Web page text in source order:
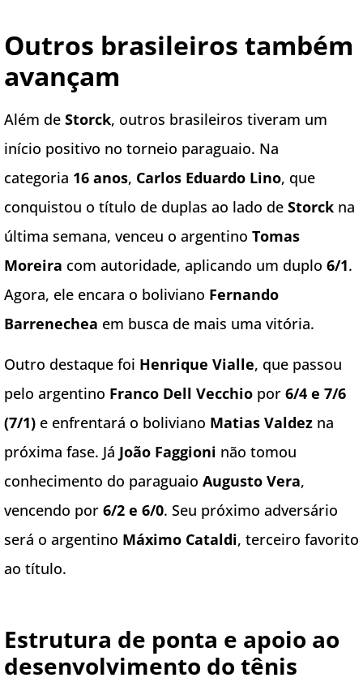
Outros brasileiros também
avançam
Além de Storck, outros brasileiros tiveram um
início positivo no torneio paraguaio. Na
categoria 16 anos, Carlos Eduardo Lino, que
conquistou o título de duplas ao lado de Storck na
última semana, venceu o argentino Tomas
Moreira com autoridade, aplicando um duplo 6/1.
Agora, ele encara o boliviano Fernando
Barrenechea em busca de mais uma vitória.
Outro destaque foi Henrique Vialle, que passou
pelo argentino Franco Dell Vecchio por 6/4 e 7/6
(7/1) e enfrentará o boliviano Matias Valdez na
próxima fase. Já João Faggioni não tomou
conhecimento do paraguaio Augusto Vera,
vencendo por 6/2 e 6/0. Seu próximo adversário
será o argentino Máximo Cataldi, terceiro favorito
ao título.
Estrutura de ponta e apoio ao
desenvolvimento do tênis